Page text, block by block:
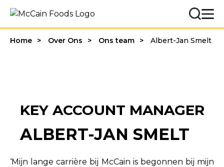
Home Over Ons Ons team Albert-Jan Smelt
KEY ACCOUNT MANAGER
ALBERT-JAN SMELT
‘Mijn lange carrière bij McCain is begonnen bij mijn